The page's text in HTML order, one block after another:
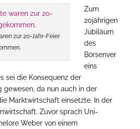
zur 20-Jahr-Feier
Zum
20jährigen
Jubiläum
des
Börsenver
eins
sei die Konsequenz der
gewesen, da nun auch in der
Marktwirtschaft einsetzte. In der
Zuvor sprach Uni-
Weber von einem